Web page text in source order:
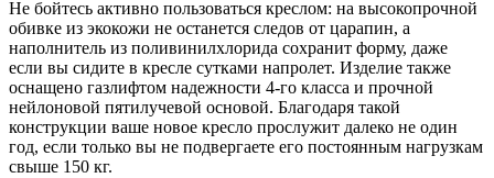
Не бойтесь активно пользоваться креслом: на высокопрочной
обивке из экокожи не останется следов от царапин, а
наполнитель из поливинилхлорида сохранит форму, даже
если вы сидите в кресле сутками напролет. Изделие также
оснащено газлифтом надежности 4-го класса и прочной
нейлоновой пятилучевой основой. Благодаря такой
конструкции ваше новое кресло прослужит далеко не один
год, если только вы не подвергаете его постоянным нагрузкам
свыше 150 кг.